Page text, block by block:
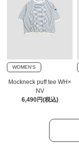
WOMEN'S
Mockneck puff tee WH×
NV
6,490円(税込)